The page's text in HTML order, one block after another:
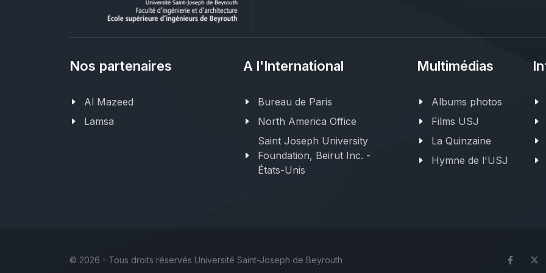
Nos partenaires
Al Mazeed
Lamsa
A l'International
Bureau de Paris
North America Office
Saint Joseph University
Foundation, Beirut Inc. -
États-Unis
Multimédias
Albums photos
Films USJ
La Quinzaine
Hymne de l'USJ
© 2026 - Tous droits réservés Université Saint-Joseph de Beyrouth